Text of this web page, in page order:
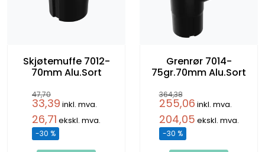
Skjøtemuffe 7012-
70mm Alu.Sort
47,70
33,39 inkl. mva.
26,71 ekskl. mva.
-30 %
Grenrør 7014-
75gr.70mm Alu.Sort
364,38
255,06 inkl. mva.
204,05 ekskl. mva.
-30 %